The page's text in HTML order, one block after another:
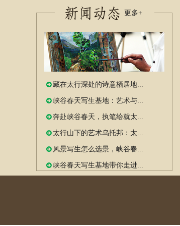
藏在太行深处的诗意栖居地...
峡谷春天写生基地：艺术与...
奔赴峡谷春天，执笔绘就太...
太行山下的艺术乌托邦：太...
风景写生怎么选景，峡谷春...
峡谷春天写生基地带你走进...
更多+